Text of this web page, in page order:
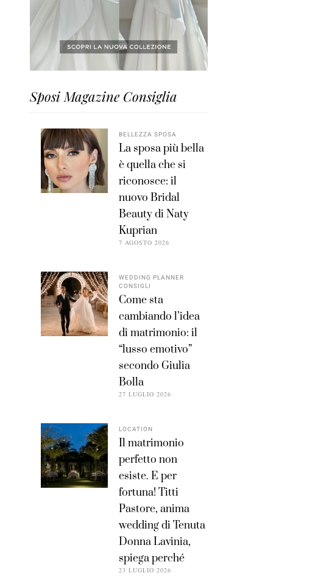
Sposi Magazine Consiglia
BELLEZZA SPOSA
La sposa più bella
è quella che si
riconosce: il
nuovo Bridal
Beauty di Naty
Kuprian
7 AGOSTO 2026
WEDDING PLANNER
CONSIGLI
Come sta
cambiando l’idea
di matrimonio: il
“lusso emotivo”
secondo Giulia
Bolla
27 LUGLIO 2026
LOCATION
Il matrimonio
perfetto non
esiste. E per
fortuna! Titti
Pastore, anima
wedding di Tenuta
Donna Lavinia,
spiega perché
23 LUGLIO 2026